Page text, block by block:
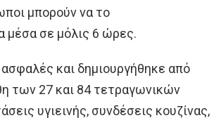
μπορούν να το
μέσα σε μόλις 6 ώρες.
ασφαλές και δημιουργήθηκε από
των 27 και 84 τετραγωνικών
υγιεινής, συνδέσεις κουζίνας,